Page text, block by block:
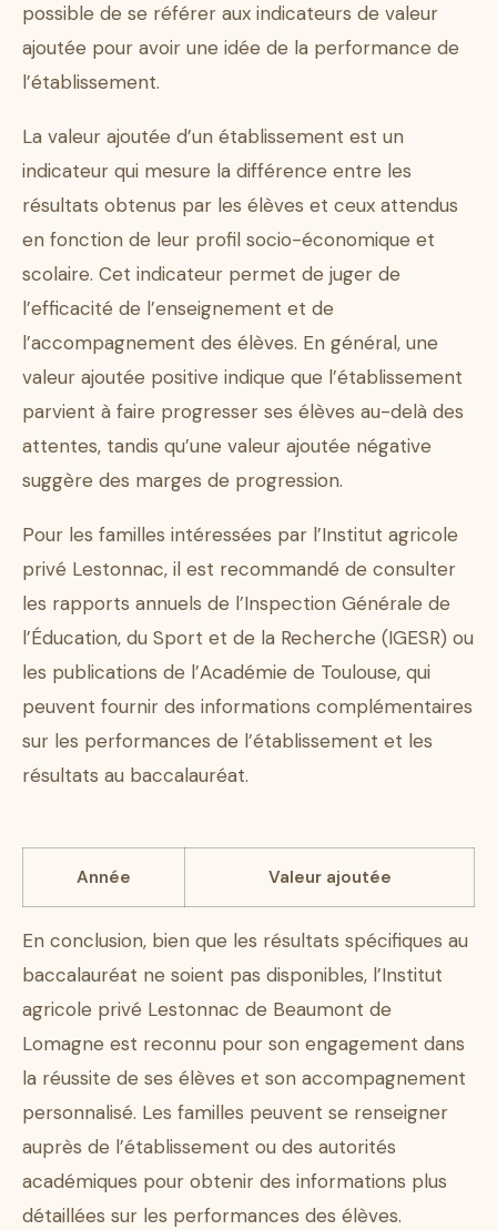
possible de se référer aux indicateurs de valeur
ajoutée pour avoir une idée de la performance de
l’établissement.
La valeur ajoutée d’un établissement est un
indicateur qui mesure la différence entre les
résultats obtenus par les élèves et ceux attendus
en fonction de leur profil socio-économique et
scolaire. Cet indicateur permet de juger de
l’efficacité de l’enseignement et de
l’accompagnement des élèves. En général, une
valeur ajoutée positive indique que l’établissement
parvient à faire progresser ses élèves au-delà des
attentes, tandis qu’une valeur ajoutée négative
suggère des marges de progression.
Pour les familles intéressées par l’Institut agricole
privé Lestonnac, il est recommandé de consulter
les rapports annuels de l’Inspection Générale de
l’Éducation, du Sport et de la Recherche (IGESR) ou
les publications de l’Académie de Toulouse, qui
peuvent fournir des informations complémentaires
sur les performances de l’établissement et les
résultats au baccalauréat.
Année Valeur ajoutée
En conclusion, bien que les résultats spécifiques au
baccalauréat ne soient pas disponibles, l’Institut
agricole privé Lestonnac de Beaumont de
Lomagne est reconnu pour son engagement dans
la réussite de ses élèves et son accompagnement
personnalisé. Les familles peuvent se renseigner
auprès de l’établissement ou des autorités
académiques pour obtenir des informations plus
détaillées sur les performances des élèves.